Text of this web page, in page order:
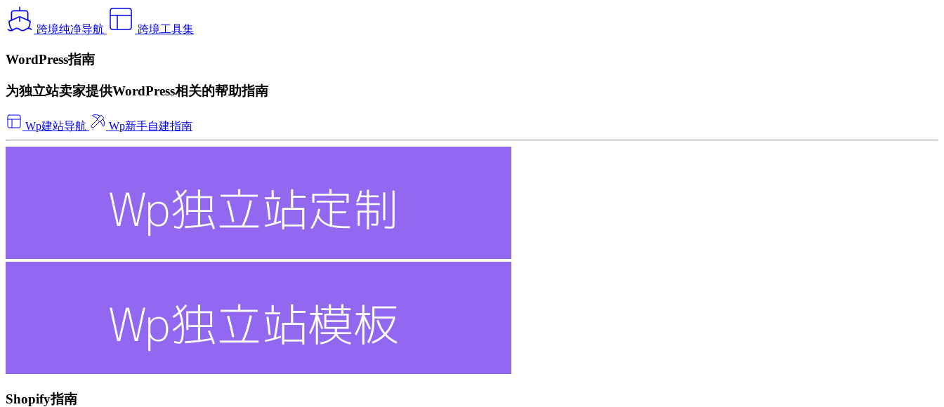
跨境纯净导航 跨境工具集
WordPress指南
为独立站卖家提供WordPress相关的帮助指南
Wp建站导航 Wp新手自建指南
Shopify指南